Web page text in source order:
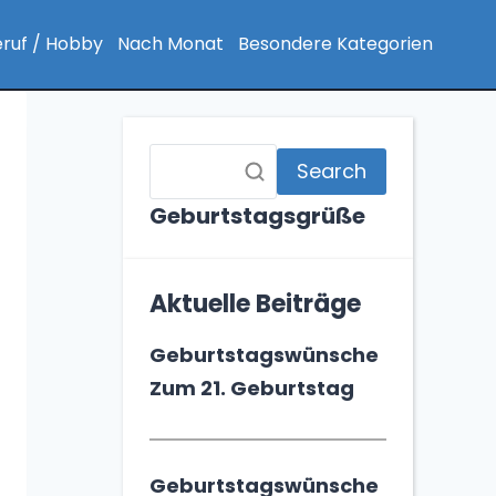
/ Hobby Nach Monat Besondere Kategorien
Search
Geburtstagsgrüße
Aktuelle Beiträge
Geburtstagswünsche
Zum 21. Geburtstag
Geburtstagswünsche